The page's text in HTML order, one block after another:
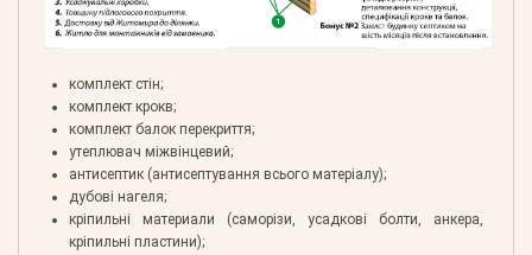
комплект стін;
комплект крокв;
комплект балок перекриття;
утеплювач міжвінцевий;
антисептик (антисептування всього матеріалу);
дубові нагеля;
кріпильні материали (саморізи, усадкові болти, анкера,
кріпильні пластини);